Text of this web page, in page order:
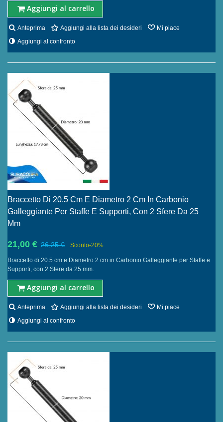
Aggiungi al carrello
Anteprima Aggiungi alla lista dei desideri
Mi piace
Aggiungi al confronto
Braccetto Di 20.5 Cm E Diametro 2 Cm In Carbonio
Galleggiante Per Staffe E Supporti, Con 2 Sfere Da 25
Mm
21,00 € 26,25 € Sconto-20%
Braccetto di 20.5 cm e Diametro 2 cm in Carbonio Galleggiante per Staffe e
Supporti, con 2 Sfere da 25 mm.
Aggiungi al carrello
Anteprima Aggiungi alla lista dei desideri
Mi piace
Aggiungi al confronto